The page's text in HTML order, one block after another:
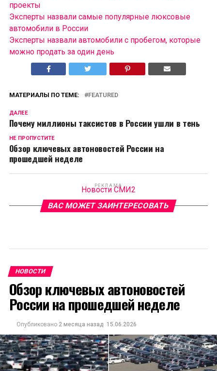
проекты
Эксперты назвали самые популярные люксовые
автомобили в России
Эксперты назвали автомобили с пробегом, которые
можно продать за один день
МАТЕРИАЛЫ ПО ТЕМЕ: FEATURED
ДАЛЕЕ
Почему миллионы таксистов в России ушли в тень
НЕ ПРОПУСТИТЕ
Обзор ключевых автоновостей России на
прошедшей неделе
РЕКЛАМА
Новости СМИ2
ВАС МОЖЕТ ЗАИНТЕРЕСОВАТЬ
НОВОСТИ
Обзор ключевых автоновостей
России на прошедшей неделе
Опубликовано 2 месяца назад 15.06.2026